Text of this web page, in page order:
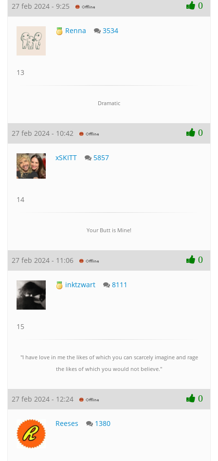
27 feb 2024 - 9:25 0
Renna 3534
13
Dramatic
27 feb 2024 - 10:42 0
xSKITT 5857
14
Your Butt is Mine!
27 feb 2024 - 11:06 0
inktzwart 8111
15
"I have love in me the likes of which you can scarcely imagine and rage
the likes of which you would not believe."
27 feb 2024 - 12:24 0
Reeses 1380